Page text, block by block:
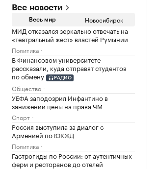
Все новости
Весь мир Новосибирск
МИД отказался зеркально отвечать на
«театральный жест» властей Румынии
Политика
В Финансовом университете
рассказали, куда отправят студентов
по обмену
РАДИО
Общество
УЕФА заподозрил Инфантино в
занижении цены на права ЧМ
Спорт
Россия выступила за диалог с
Арменией по ЮКЖД
Политика
Гастрогиды по России: от аутентичных
ферм и ресторанов до отелей